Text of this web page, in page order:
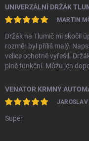
MARTIN
Držák na Tlumič mi skočil
rozměr byl příliš malý.
velice ochotně vyřešil.
plně funkční. Můžu jen
VENATOR KRMNÝ
JAROSLAV
Super